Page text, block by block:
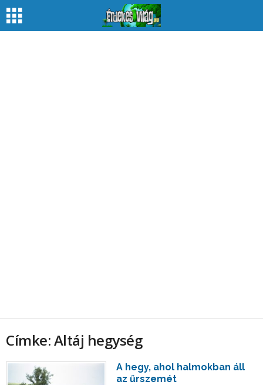
Címke: Altáj hegység
A hegy, ahol halmokban áll
az űrszemét